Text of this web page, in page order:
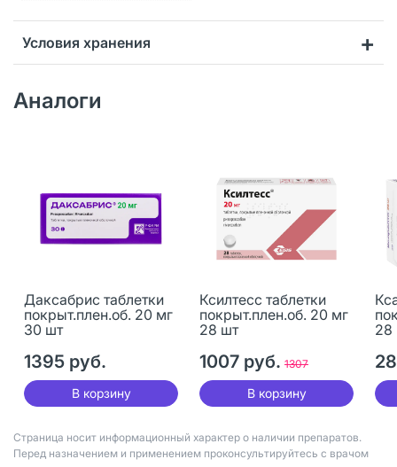
Условия хранения
Аналоги
Даксабрис таблетки
покрыт.плен.об. 20 мг
30 шт
1395 руб.
В корзину
Ксилтесс таблетки
покрыт.плен.об. 20 мг
28 шт
1007 руб. 1307
В корзину
28
Страница носит информационный характер о наличии препаратов.
Перед назначением и применением проконсультируйтесь с врачом